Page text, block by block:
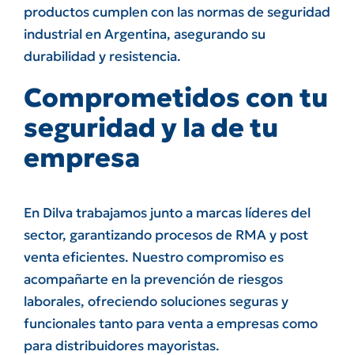
productos cumplen con las normas de seguridad
industrial en Argentina, asegurando su
durabilidad y resistencia.
Comprometidos con tu
seguridad y la de tu
empresa
En Dilva trabajamos junto a marcas líderes del
sector, garantizando procesos de RMA y post
venta eficientes. Nuestro compromiso es
acompañarte en la prevención de riesgos
laborales, ofreciendo soluciones seguras y
funcionales tanto para venta a empresas como
para distribuidores mayoristas.